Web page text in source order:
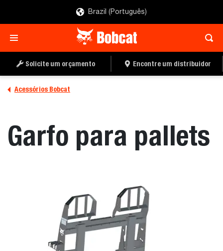
Brazil (Português)
Solicite um orçamento Encontre um distribuidor
Acessórios Bobcat
Garfo para pallets
PEÇA UMA COTAÇÃO
ENCONTRE UM